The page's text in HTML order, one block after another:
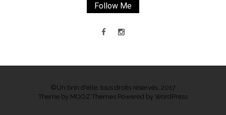
Follow Me
©Un brin d'elle, tous droits réservés, 2017
Theme by MOOZ Themes Powered by WordPress